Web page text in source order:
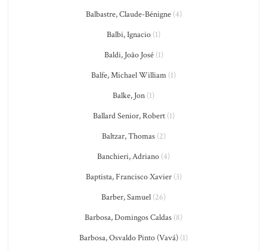
Balbastre, Claude-Bénigne(4)
Balbi, Ignacio (1)
Baldi, João José(1)
Balfe, Michael William (1)
Balke, Jon (1)
Ballard Senior, Robert(1)
Baltzar, Thomas(2)
Banchieri, Adriano (4)
Baptista, Francisco Xavier(3)
Barber, Samuel (26)
Barbosa, Domingos Caldas (8)
Barbosa, Osvaldo Pinto (Vavá) (1)